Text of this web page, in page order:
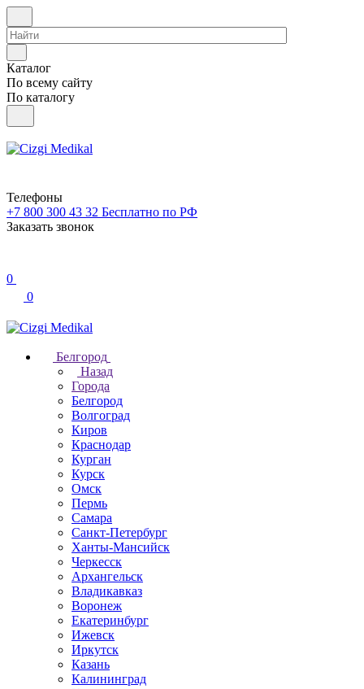
Каталог
По всему сайту
По каталогу
Телефоны
+7 800 300 43 32 Бесплатно по РФ
Заказать звонок
0
0
Белгород
Назад
Города
Белгород
Волгоград
Киров
Краснодар
Курган
Курск
Омск
Пермь
Самара
Санкт-Петербург
Ханты-Мансийск
Черкесск
Архангельск
Владикавказ
Воронеж
Екатеринбург
Ижевск
Иркутск
Казань
Калининград